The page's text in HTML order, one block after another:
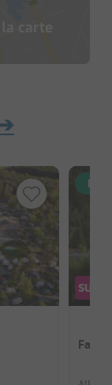
carte